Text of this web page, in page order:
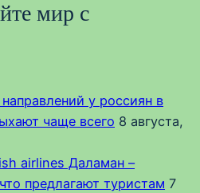
мир с
у россиян в
чаще всего 8 августа,
airlines Даламан –
предлагают туристам 7